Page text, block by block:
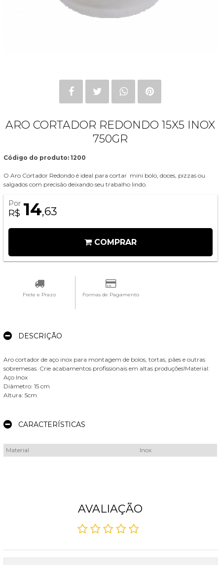
ARO CORTADOR REDONDO 15X5 INOX
750GR
Código do produto: 1200
O Aro Cortador Redondo é ideal para cortar mini bolo, doces, pizzas ou
salgados com precisão deixando seu trabalho lindo.
Por
R$ 14,63
COMPRAR
Frete e Prazo Formas de Pagamento
DESCRIÇÃO
Aro cortador de aço inox para montagem de bolos, tortas, pães e outras
sobremesas. Crie acabamentos profissionais em altas produções!Material:
Aço Inox
Diâmetro: 15 cm
Altura: 5cm
CARACTERÍSTICAS
Material Inox
AVALIAÇÃO